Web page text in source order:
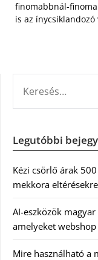
finomabbnál-
is az ínycsiklandozó
Legutóbbi
Kézi csörlő árak
mekkora
AI-eszközök
amelyeket
Mire használható a